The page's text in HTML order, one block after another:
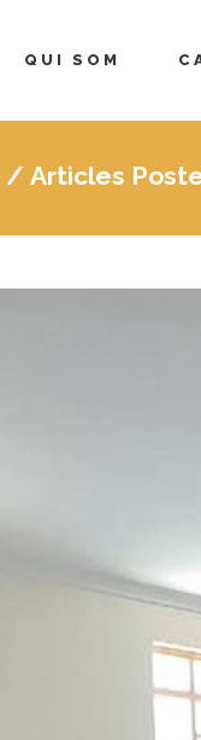
QUI SOM
/ Articles